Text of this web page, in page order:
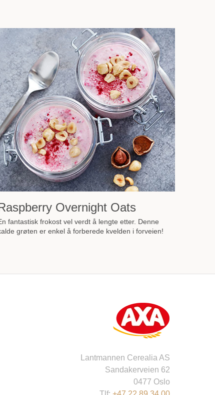
Overnight Oats
fantastisk frokost vel verdt å lengte etter. Denne
grøten er enkel å forberede kvelden i forveien!
Lantmannen Cerealia AS
Sandakerveien 62
0477 Oslo